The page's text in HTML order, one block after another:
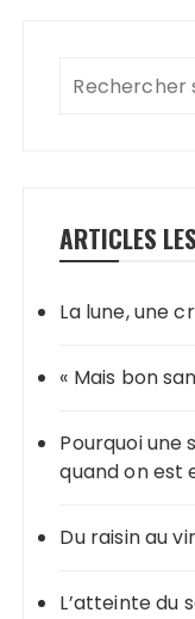
ARTICLES
La lune, une
« Mais bon
Pourquoi
quand on est
Du raisin au
L’atteinte du